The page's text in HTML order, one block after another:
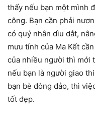
thấy nếu bạn một mình
công. Bạn cần phải
có quý nhân dìu dắt,
mưu tính của Ma Kết
của nhiều người thì mới
nếu bạn là người giao
bạn bè đông đảo, thì
tốt đẹp.